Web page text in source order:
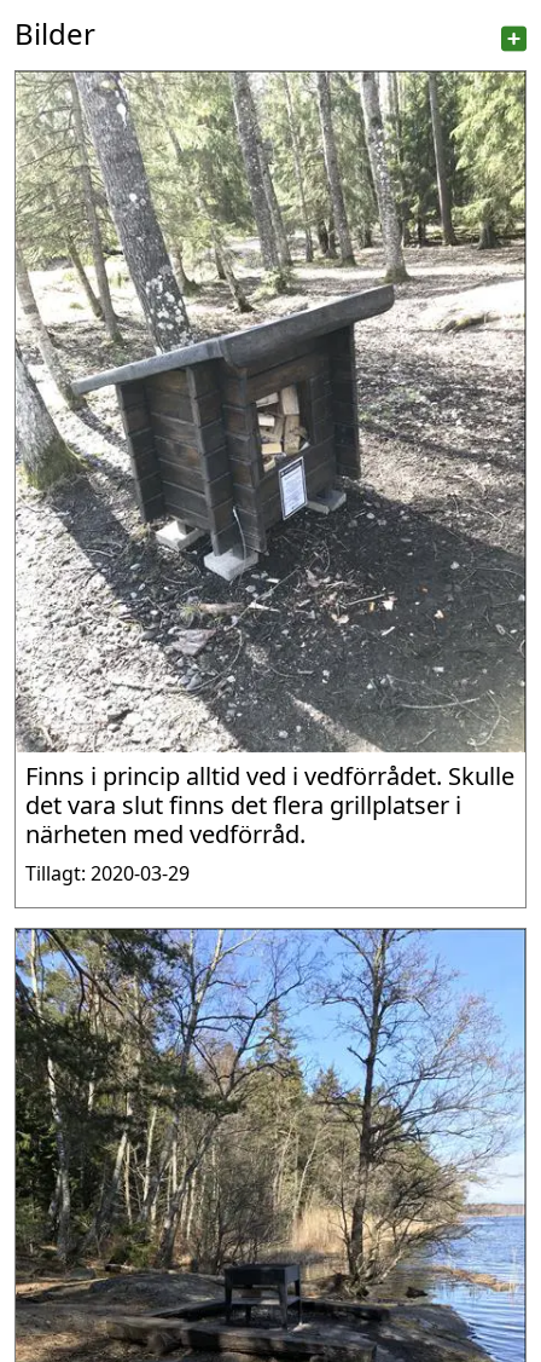
Bilder
Finns i princip alltid ved i vedförrådet. Skulle
det vara slut finns det flera grillplatser i
närheten med vedförråd.
Tillagt: 2020-03-29